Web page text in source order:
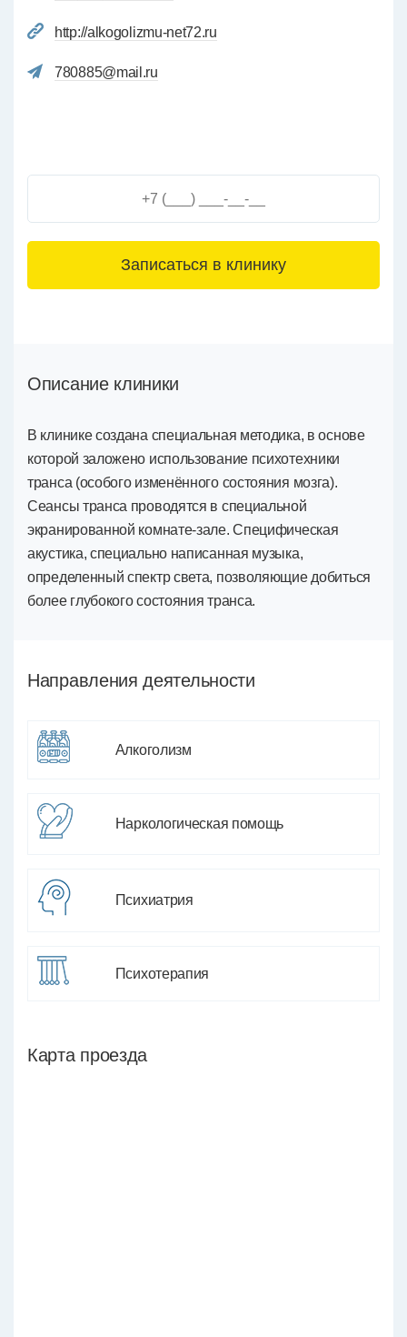
http://alkogolizmu-net72.ru
780885@mail.ru
3+6=
Описание клиники
В клинике создана специальная методика, в основе
которой заложено использование психотехники
транса (особого изменённого состояния мозга).
Сеансы транса проводятся в специальной
экранированной комнате-зале. Специфическая
акустика, специально написанная музыка,
определенный спектр света, позволяющие добиться
более глубокого состояния транса.
Направления деятельности
Алкоголизм
Наркологическая помощь
Психиатрия
Психотерапия
Карта проезда